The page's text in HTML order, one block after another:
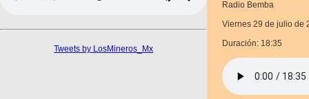
Tweets by LosMineros_Mx
Radio Bemba
Viernes 29 de julio de
Duración: 18:35